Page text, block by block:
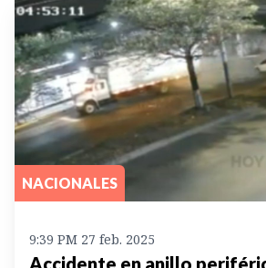
NACIONALES
9:39 PM 27 feb. 2025
Accidente en anillo